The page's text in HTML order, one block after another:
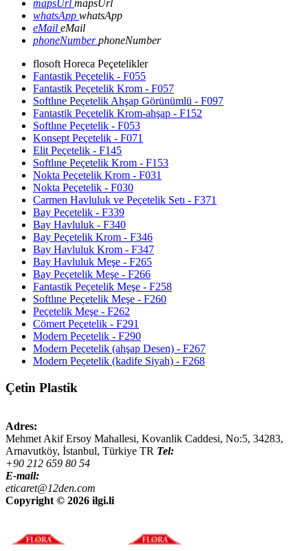
mapsUrl mapsUrl
whatsApp whatsApp
eMail eMail
phoneNumberphoneNumber
flosoft Horeca Peçetelikler
Fantastik Peçetelik - F055
Fantastik Peçetelik Krom - F057
Softlıne Peçetelik Ahşap Görünümlü - F097
Fantastik Peçetelik Krom-ahşap - F152
Softlıne Peçetelik - F053
Konsept Peçetelik - F071
Elit Peçetelik - F145
Softlıne Peçetelik Krom - F153
Nokta Peçetelik Krom - F031
Nokta Peçetelik - F030
Carmen Havluluk ve Peçetelik Setı - F371
Bay Peçetelik - F339
Bay Havluluk - F340
Bay Peçetelik Krom - F346
Bay Havluluk Krom - F347
Bay Havluluk Meşe - F265
Bay Peçetelik Meşe - F266
Fantastik Peçetelik Meşe - F258
Softlıne Peçetelik Meşe - F260
Peçetelik Meşe - F262
Cömert Peçetelik - F291
Modern Peçetelik - F290
Modern Peçetelik (ahşap Desen) - F267
Modern Peçetelik (kadife Siyah) - F268
Çetin Plastik
Adres:
Mehmet Akif Ersoy Mahallesi, Kovanlik Caddesi, No:5, 34283,
Arnavutköy, İstanbul, Türkiye TR Tel:
+90 212 659 80 54
E-mail:
eticaret@12den.com
Copyright © 2026 ilgi.li